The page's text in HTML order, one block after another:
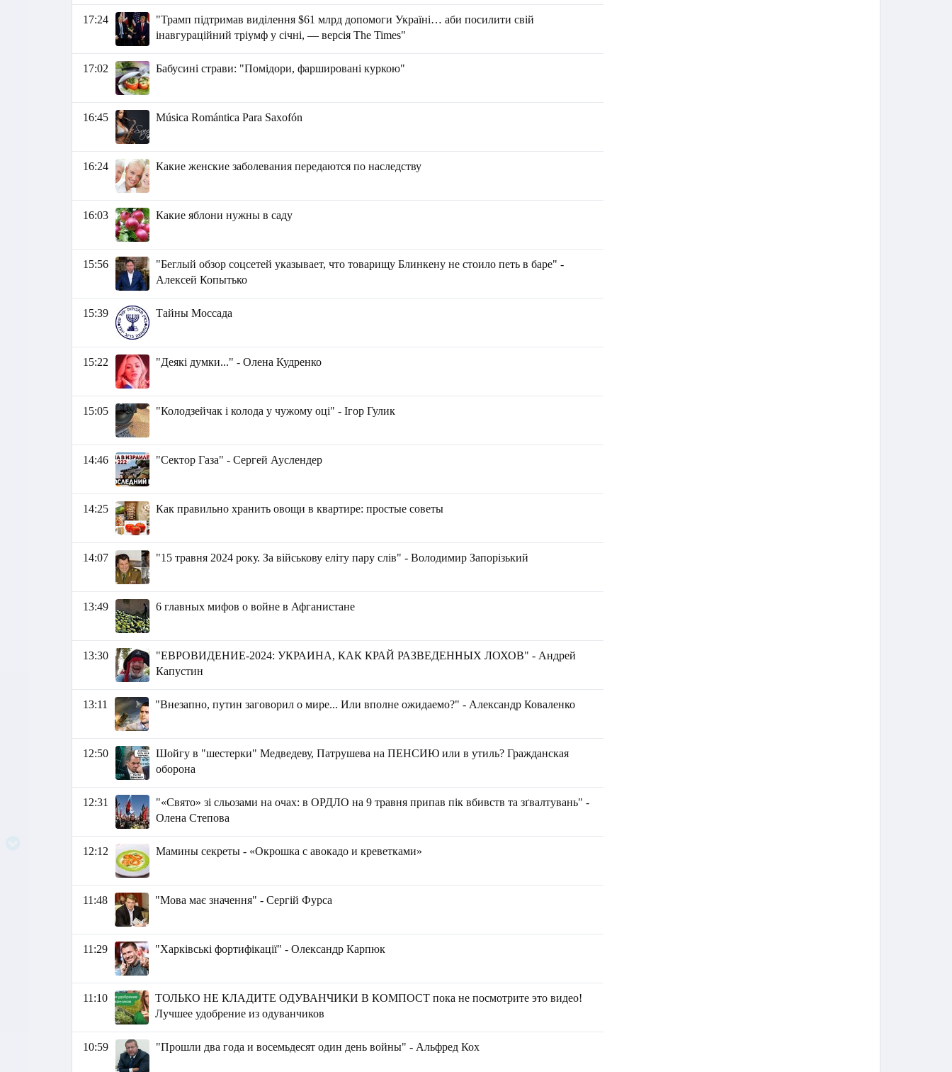
17:24
"Трамп підтримав виділення $61 млрд допомоги Україні… аби посилити свій
інавгураційний тріумф у січні, — версія The Times"
17:02 Бабусині страви: "Помідори, фаршировані куркою"
16:45 Música Romántica Para Saxofón
16:24 Какие женские заболевания передаются по наследству
16:03 Какие яблони нужны в саду
15:56
"Беглый обзор соцсетей указывает, что товарищу Блинкену не стоило петь в баре" -
Алексей Копытько
15:39 Тайны Моссада
15:22 "Деякі думки..." - Олена Кудренко
15:05 "Колодзейчак і колода у чужому оці" - Ігор Гулик
14:46 "Сектор Газа" - Сергей Ауслендер
14:25 Как правильно хранить овощи в квартире: простые советы
14:07 "15 травня 2024 року. За військову еліту пару слів" - Володимир Запорізький
13:49 6 главных мифов о войне в Афганистане
13:30
"ЕВРОВИДЕНИЕ-2024: УКРАИНА, КАК КРАЙ РАЗВЕДЕННЫХ ЛОХОВ" - Андрей
Капустин
13:11 "Внезапно, путин заговорил о мире... Или вполне ожидаемо?" - Александр Коваленко
12:50
Шойгу в "шестерки" Медведеву, Патрушева на ПЕНСИЮ или в утиль? Гражданская
оборона
12:31
"«Свято» зі сльозами на очах: в ОРДЛО на 9 травня припав пік вбивств та зґвалтувань" -
Олена Степова
12:12 Мамины секреты - «Окрошка с авокадо и креветками»
11:48 "Мова має значення" - Сергій Фурса
11:29 "Харківські фортифікації" - Олександр Карпюк
11:10
ТОЛЬКО НЕ КЛАДИТЕ ОДУВАНЧИКИ В КОМПОСТ пока не посмотрите это видео!
Лучшее удобрение из одуванчиков
10:59 "Прошли два года и восемьдесят один день войны" - Альфред Кох